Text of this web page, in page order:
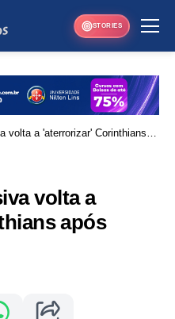
STORIES
volta a 'aterrorizar' Corinthians
volta a
após